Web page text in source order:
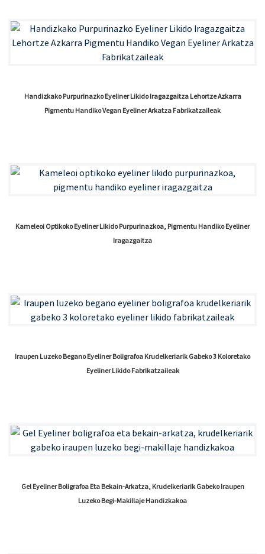
Handizkako Purpurinazko Eyeliner Likido Iragazgaitza Lehortze Azkarra
Pigmentu Handiko Vegan Eyeliner Arkatza Fabrikatzaileak
Kameleoi Optikoko Eyeliner Likido Purpurinazkoa, Pigmentu Handiko Eyeliner
Iragazgaitza
Iraupen Luzeko Begano Eyeliner Boligrafoa Krudelkeriarik Gabeko 3 Koloretako
Eyeliner Likido Fabrikatzaileak
Gel Eyeliner Boligrafoa Eta Bekain-Arkatza, Krudelkeriarik Gabeko Iraupen
Luzeko Begi-Makillaje Handizkakoa